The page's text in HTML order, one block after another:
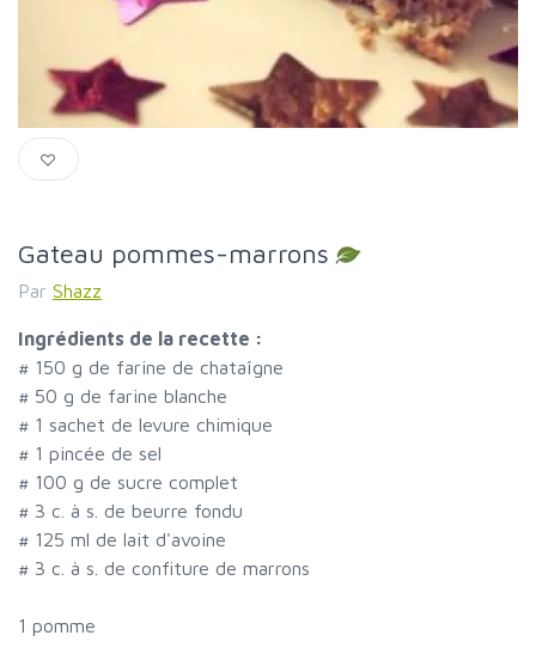
Gateau pommes-marrons
Par Shazz
Ingrédients de la recette :
# 150 g de farine de chataîgne
# 50 g de farine blanche
# 1 sachet de levure chimique
# 1 pincée de sel
# 100 g de sucre complet
# 3 c. à s. de beurre fondu
# 125 ml de lait d'avoine
# 3 c. à s. de confiture de marrons
1 pomme